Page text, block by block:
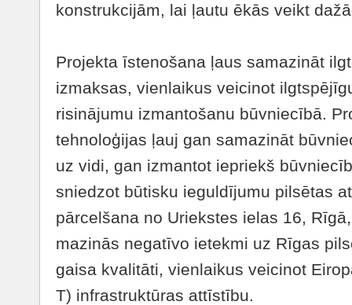
konstrukcijām, lai ļautu ēkās veikt
Projekta īstenošana ļaus samazināt
izmaksas, vienlaikus veicinot
risinājumu izmantošanu būvniecībā.
tehnoloģijas ļauj gan samazināt
uz vidi, gan izmantot iepriekš
sniedzot būtisku ieguldījumu pilsētas
pārcelšana no Uriekstes ielas 16,
mazinās negatīvo ietekmi uz Rīgas
gaisa kvalitāti, vienlaikus veicinot
T) infrastruktūras attīstību.